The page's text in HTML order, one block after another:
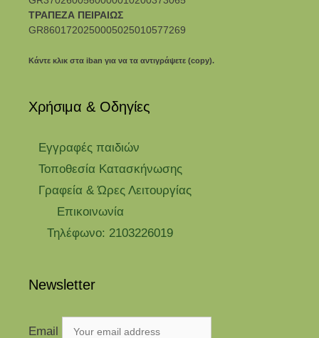
ΤΡΑΠΕΖΑ ΠΕΙΡΑΙΩΣ
GR8601720250005025010577269
Κάντε κλικ στα iban για να τα αντιγράψετε (copy).
Χρήσιμα & Οδηγίες
Eγγραφές παιδιών
Τοποθεσία Κατασκήνωσης
Γραφεία & Ώρες Λειτουργίας
Επικοινωνία
Τηλέφωνο: 2103226019
Newsletter
Email